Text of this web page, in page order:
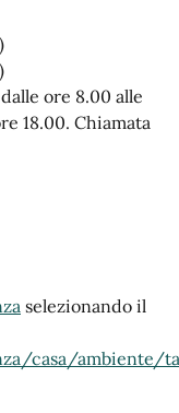
ore 8.00 alle
18.00. Chiamata
selezionando il
casa/ambiente/